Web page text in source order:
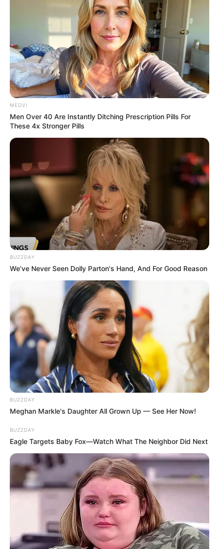
MEDVI
Men Over 40 Are Instantly Ditching Prescription Pills For
These 4x Stronger Pills
BUZZDAY
We’ve Never Seen Dolly Parton's Hand, And For Good Reason
BUZZDAY
Meghan Markle's Daughter All Grown Up — See Her Now!
BUZZDAY
Eagle Targets Baby Fox—Watch What The Neighbor Did Next